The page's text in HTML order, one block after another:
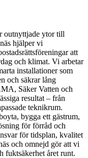
outnyttjade ytor till
hjälper vi
att
och klimat. Vi arbetar
installationer som
och säkrar lång
Säker Vatten och
resultat – från
teknikrum.
bygga ett gästrum,
för förråd och
för tidsplan, kvalitet
och omnejd gör att vi
fuktsäkerhet året runt.